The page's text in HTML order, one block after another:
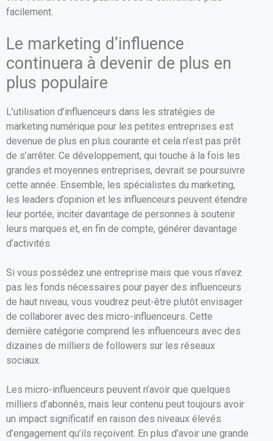
facilement.
Le marketing d’influence
continuera à devenir de plus en
plus populaire
L’utilisation d’influenceurs dans les stratégies de
marketing numérique pour les petites entreprises est
devenue de plus en plus courante et cela n’est pas prêt
de s’arrêter. Ce développement, qui touche à la fois les
grandes et moyennes entreprises, devrait se poursuivre
cette année. Ensemble, les spécialistes du marketing,
les leaders d’opinion et les influenceurs peuvent étendre
leur portée, inciter davantage de personnes à soutenir
leurs marques et, en fin de compte, générer davantage
d’activités.
Si vous possédez une entreprise mais que vous n’avez
pas les fonds nécessaires pour payer des influenceurs
de haut niveau, vous voudrez peut-être plutôt envisager
de collaborer avec des micro-influenceurs. Cette
dernière catégorie comprend les influenceurs avec des
dizaines de milliers de followers sur les réseaux
sociaux.
Les micro-influenceurs peuvent n’avoir que quelques
milliers d’abonnés, mais leur contenu peut toujours avoir
un impact significatif en raison des niveaux élevés
d’engagement qu’ils reçoivent. En plus d’avoir une grande